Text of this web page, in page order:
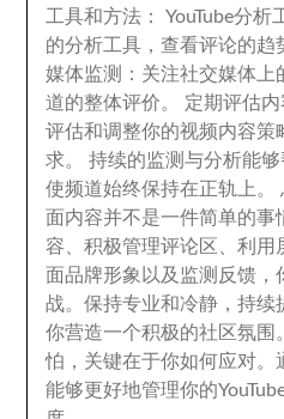
工具和方法 ：YouTube分析
的分析工具 ，查看评论的趋
媒体监测
： 关注社交媒体上
道的整体评价。 定期评估内
评估和调整你的视频内容策
求。持续的监测与分析能
使频道始终保持在正轨上 。
面内容并不是一件简单的事
容 、积极管理评论区 、利用
面品牌形象以及监测反馈 ，
战。保持专业和冷静 ，持续
你营造一个积极的社区氛围
怕 ， 关键在于你如何应对。
能够更好地管理你的